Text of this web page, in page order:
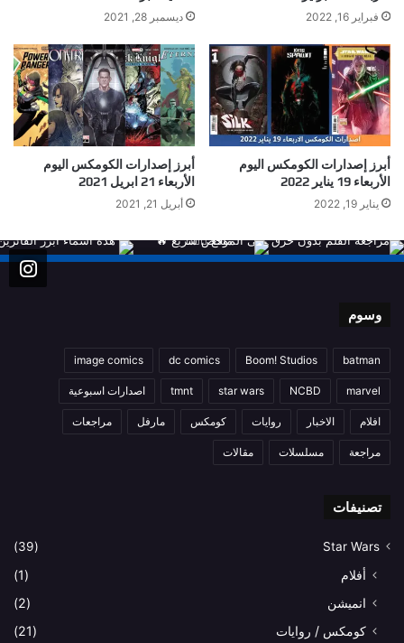
فبراير 16, 2022 ديسمبر 28, 2021
أبرز إصدارات الكومكس اليوم
الأربعاء 19 يناير 2022
يناير 19, 2022
أبرز إصدارات الكومكس اليوم
الأربعاء 21 ابريل 2021
أبريل 21, 2021
وسوم
batman
Boom! Studios
dc comics
image comics
marvel
NCBD
star wars
tmnt اصدارات اسبوعية
افلام الاخبار روايات كومكس مارفل مراجعات
مراجعة مسلسلات مقالات
تصنيفات
Star Wars
(39)
أفلام
(1)
انميشن
(2)
كومكس / روايات
(21)